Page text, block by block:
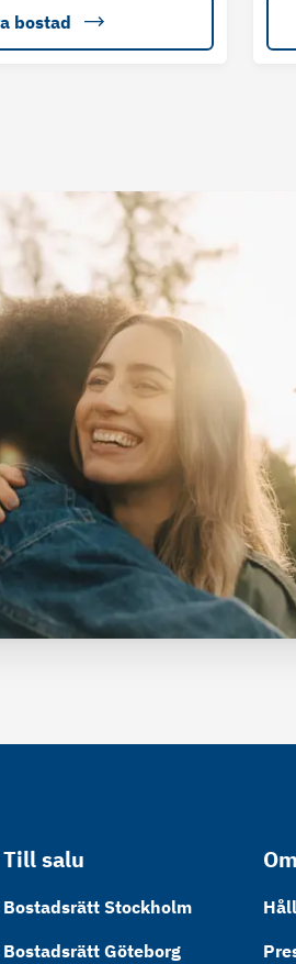
bostad
Till salu
Bostadsrätt Stockholm
Bostadsrätt Göteborg